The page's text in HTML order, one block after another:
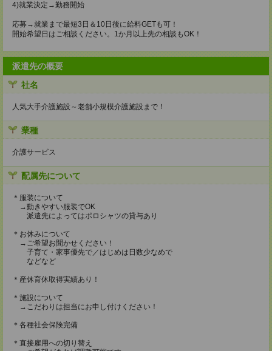
4)就業決定→勤務開始
応募→就業まで最短3日＆10日後に給料GETも可！
開始希望日はご相談ください。1か月以上先の相談もOK！
派遣先の概要
社名
人気大手介護施設～老舗小規模介護施設まで！
業種
介護サービス
配属先について
＊服装について
→動きやすい服装でOK
派遣先によってはポロシャツの貸与あり
＊お休みについて
→ご希望お聞かせください！
子育て・家事優先で／はじめは日数少なめで
などなど
＊産休育休取得実績あり！
＊施設について
→こだわりは担当にお申し付けください！
＊各種社会保険完備
＊直接雇用への切り替え